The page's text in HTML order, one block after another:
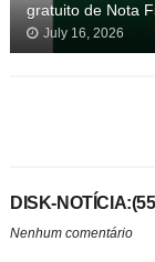
gratuito de Nota
July 16, 2026
DISK-
Nenhum comentário